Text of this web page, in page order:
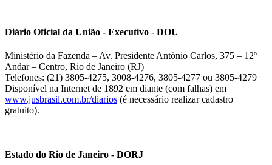
Diário Oficial da União - Executivo - DOU
Ministério da Fazenda – Av. Presidente Antônio Carlos, 375 – 12º
Andar – Centro, Rio de Janeiro (RJ)
Telefones: (21) 3805-4275, 3008-4276, 3805-4277 ou 3805-4279
Disponível na Internet de 1892 em diante (com falhas) em
www.jusbrasil.com.br/diarios (é necessário realizar cadastro
gratuito).
Estado do Rio de Janeiro - DORJ